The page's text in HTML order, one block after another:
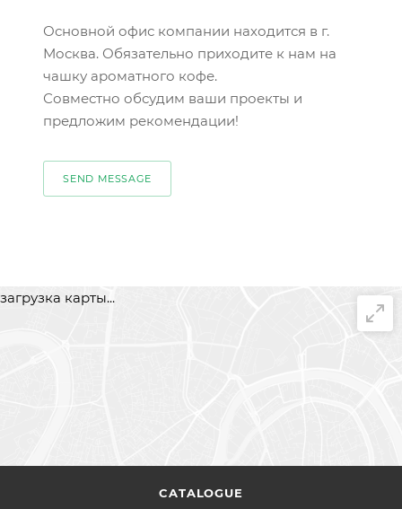
Основной офис компании находится в г.
Москва. Обязательно приходите к нам на
чашку ароматного кофе.
Совместно обсудим ваши проекты и
предложим рекомендации!
SEND MESSAGE
загрузка карты...
CATALOGUE